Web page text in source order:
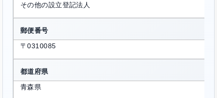
その他の設立登記法人
郵便番号
〒0310085
都道府県
青森県